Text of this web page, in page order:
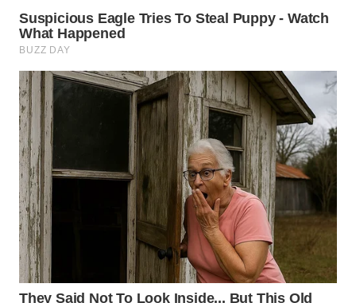
WN
MALUT
WN
DAIRI
WN
DANAU
TOBA
WN
NIAS
WN
LANGKAT